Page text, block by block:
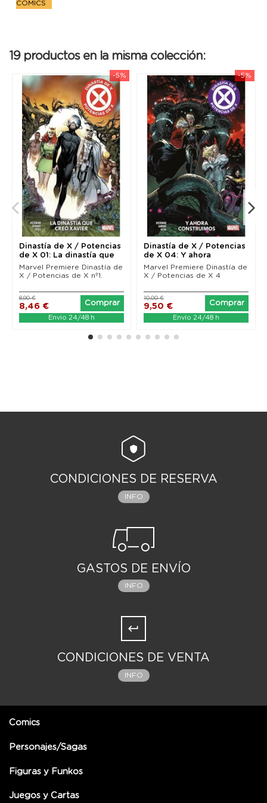
COMICS
19 productos en la misma colección:
-5%
Dinastía de X / Potencias
de X 01: La dinastía que
creó...
Marvel Premiere Dinastía de
X / Potencias de X nº1.
8,46 €
8,90 €
Comprar
Envío 24/48 h
-5%
Dinastía de X / Potencias
de X 04: Y ahora
construímos...
Marvel Premiere Dinastía de
X / Potencias de X 4
9,50 €
10,00 €
Comprar
Envío 24/48 h
CONDICIONES DE RESERVA
INFO
GASTOS DE ENVÍO
INFO
CONDICIONES DE VENTA
INFO
Comics
Personajes/Sagas
Figuras y Funkos
Juegos y Cartas